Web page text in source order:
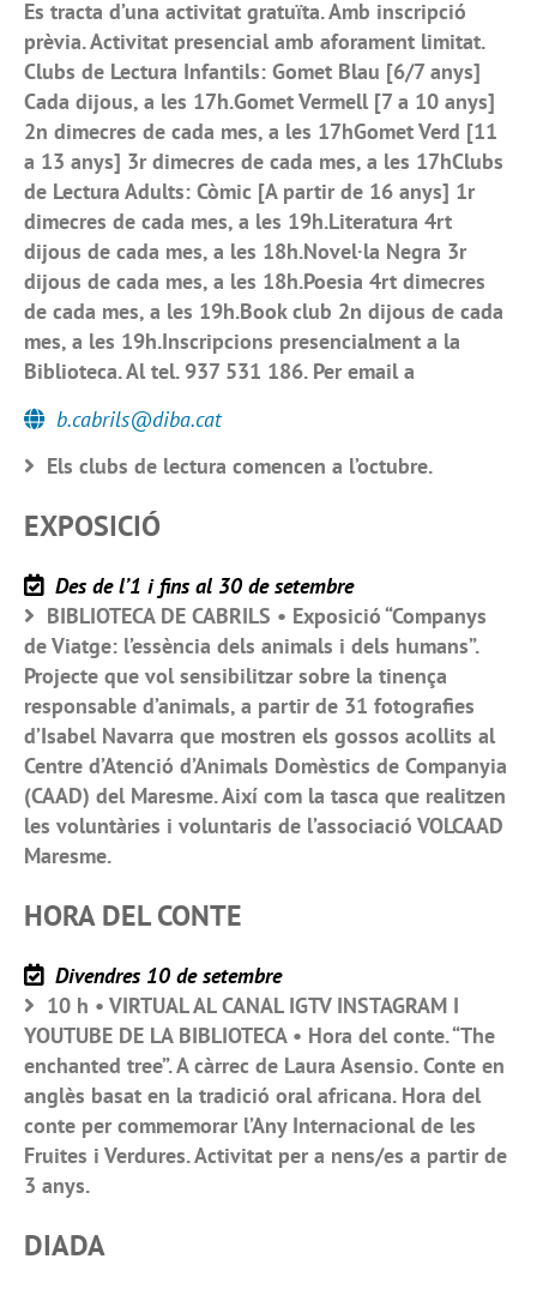
Es tracta d’una activitat gratuïta. Amb inscripció
prèvia. Activitat presencial amb aforament limitat.
Clubs de Lectura Infantils: Gomet Blau [6/7 anys]
Cada dijous, a les 17h.Gomet Vermell [7 a 10 anys]
2n dimecres de cada mes, a les 17hGomet Verd [11
a 13 anys] 3r dimecres de cada mes, a les 17hClubs
de Lectura Adults: Còmic [A partir de 16 anys] 1r
dimecres de cada mes, a les 19h.Literatura 4rt
dijous de cada mes, a les 18h.Novel·la Negra 3r
dijous de cada mes, a les 18h.Poesia 4rt dimecres
de cada mes, a les 19h.Book club 2n dijous de cada
mes, a les 19h.Inscripcions presencialment a la
Biblioteca. Al tel. 937 531 186. Per email a
b.cabrils@diba.cat
Els clubs de lectura comencen a l’octubre.
EXPOSICIÓ
Des de l’1 i fins al 30 de setembre
BIBLIOTECA DE CABRILS • Exposició “Companys
de Viatge: l’essència dels animals i dels humans”.
Projecte que vol sensibilitzar sobre la tinença
responsable d’animals, a partir de 31 fotografies
d’Isabel Navarra que mostren els gossos acollits al
Centre d’Atenció d’Animals Domèstics de Companyia
(CAAD) del Maresme. Així com la tasca que realitzen
les voluntàries i voluntaris de l’associació VOLCAAD
Maresme.
HORA DEL CONTE
Divendres 10 de setembre
10 h • VIRTUAL AL CANAL IGTV INSTAGRAM I
YOUTUBE DE LA BIBLIOTECA • Hora del conte. “The
enchanted tree”. A càrrec de Laura Asensio. Conte en
anglès basat en la tradició oral africana. Hora del
conte per commemorar l’Any Internacional de les
Fruites i Verdures. Activitat per a nens/es a partir de
3 anys.
DIADA